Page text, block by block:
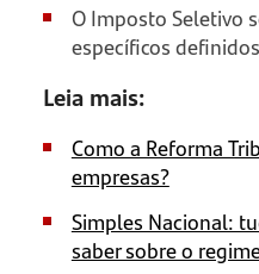
O Imposto Seletivo
específicos
Leia mais:
Como a Reforma
empresas?
Simples Nacional:
saber sobre o